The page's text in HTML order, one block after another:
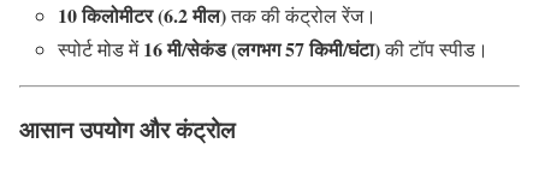
10 किलोमीटर (6.2 मील)तक की कंट्रोल रेंज।
स्पोर्ट मोड में16 मी/सेकंड (लगभग 57 किमी/घंटा)की टॉप स्पीड।
आसान उपयोग और कंट्रोल